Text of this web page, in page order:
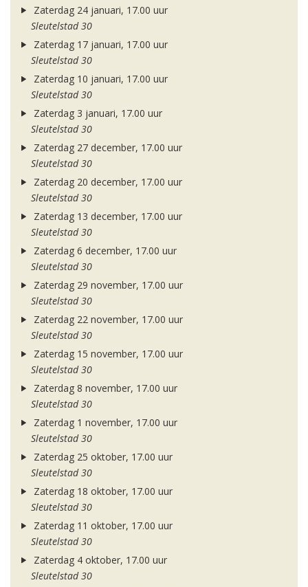
Zaterdag 24 januari, 17.00 uur
Sleutelstad 30
Zaterdag 17 januari, 17.00 uur
Sleutelstad 30
Zaterdag 10 januari, 17.00 uur
Sleutelstad 30
Zaterdag 3 januari, 17.00 uur
Sleutelstad 30
Zaterdag 27 december, 17.00 uur
Sleutelstad 30
Zaterdag 20 december, 17.00 uur
Sleutelstad 30
Zaterdag 13 december, 17.00 uur
Sleutelstad 30
Zaterdag 6 december, 17.00 uur
Sleutelstad 30
Zaterdag 29 november, 17.00 uur
Sleutelstad 30
Zaterdag 22 november, 17.00 uur
Sleutelstad 30
Zaterdag 15 november, 17.00 uur
Sleutelstad 30
Zaterdag 8 november, 17.00 uur
Sleutelstad 30
Zaterdag 1 november, 17.00 uur
Sleutelstad 30
Zaterdag 25 oktober, 17.00 uur
Sleutelstad 30
Zaterdag 18 oktober, 17.00 uur
Sleutelstad 30
Zaterdag 11 oktober, 17.00 uur
Sleutelstad 30
Zaterdag 4 oktober, 17.00 uur
Sleutelstad 30